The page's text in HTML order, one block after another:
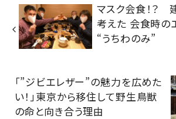
マスク会食！？
考えた 会食時の
“うちわのみ”
「”ジビエレザー”の魅力を広めた
い！」東京から移住して野生鳥獣
の命と向き合う理由